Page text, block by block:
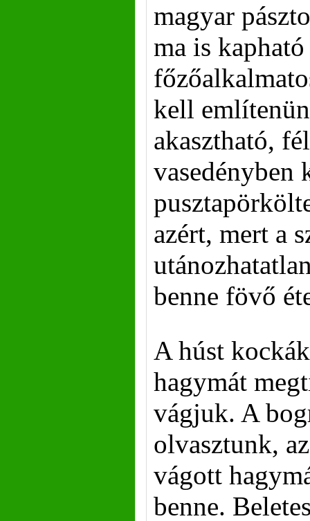
magyar
ma is kapható
kell
akasztható,
vasedényben
azért, mert a
benne fövő
A húst
hagymát
vágjuk. A
olvasztunk,
vágott
benne.